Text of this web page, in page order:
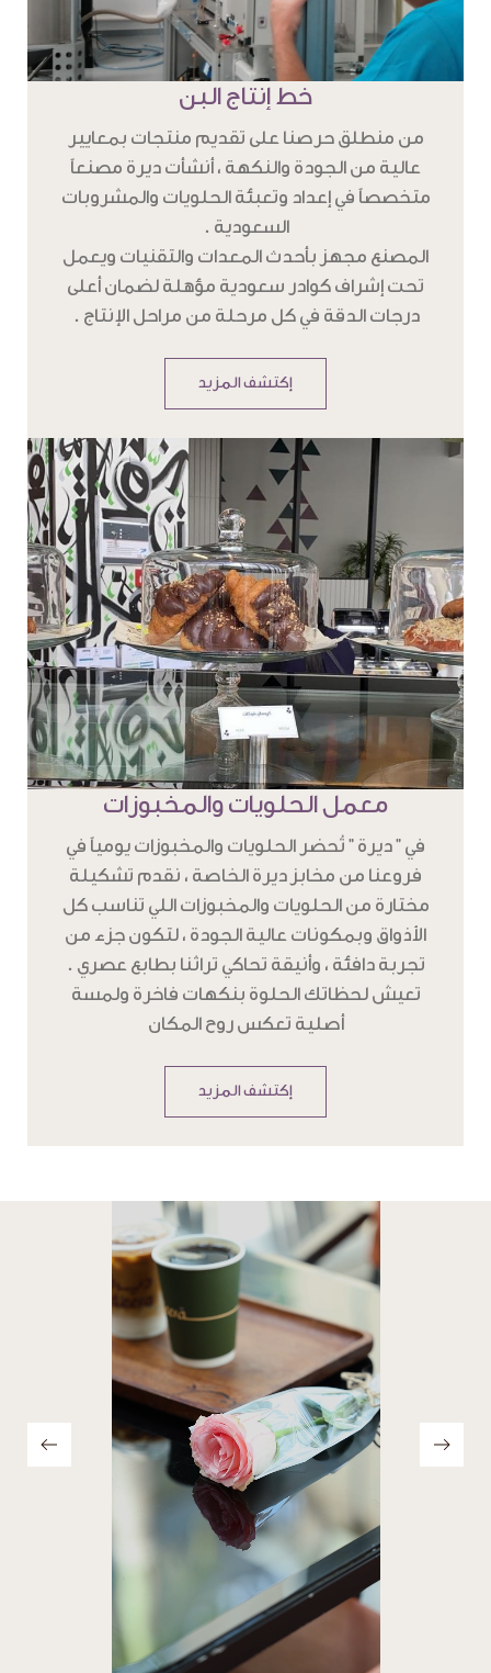
خط إنتاج البن
من منطلق حرصنا على تقديم منتجات بمعايير
عالية من الجودة والنكهة ، أنشأت ديرة مصنعاً
متخصصاً في إعداد وتعبئة الحلويات والمشروبات
السعودية .
المصنع مجهز بأحدث المعدات والتقنيات ويعمل
تحت إشراف كوادر سعودية مؤهلة لضمان أعلى
درجات الدقة في كل مرحلة من مراحل الإنتاج .
إكتشف المزيد
معمل الحلويات والمخبوزات
في " ديرة " تُحضر الحلويات والمخبوزات يومياً في
فروعنا من مخابز ديرة الخاصة ، نقدم تشكيلة
مختارة من الحلويات والمخبوزات اللي تناسب كل
الأذواق وبمكونات عالية الجودة ، لتكون جزء من
تجربة دافئة ، وأنيقة تحاكي تراثنا بطابع عصري .
تعيش لحظاتك الحلوة بنكهات فاخرة ولمسة
أصلية تعكس روح المكان
إكتشف المزيد